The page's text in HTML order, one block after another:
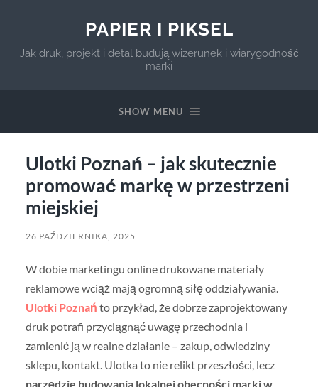
PAPIER I PIKSEL
Jak druk, projekt i detal budują wizerunek i wiarygodność
marki
SHOW MENU
Ulotki Poznań – jak skutecznie
promować markę w przestrzeni
miejskiej
26 PAŹDZIERNIKA, 2025
W dobie marketingu online drukowane materiały
reklamowe wciąż mają ogromną siłę oddziaływania.
Ulotki Poznań to przykład, że dobrze zaprojektowany
druk potrafi przyciągnąć uwagę przechodnia i
zamienić ją w realne działanie – zakup, odwiedziny
sklepu, kontakt. Ulotka to nie relikt przeszłości, lecz
narzędzie budowania lokalnej obecności marki w